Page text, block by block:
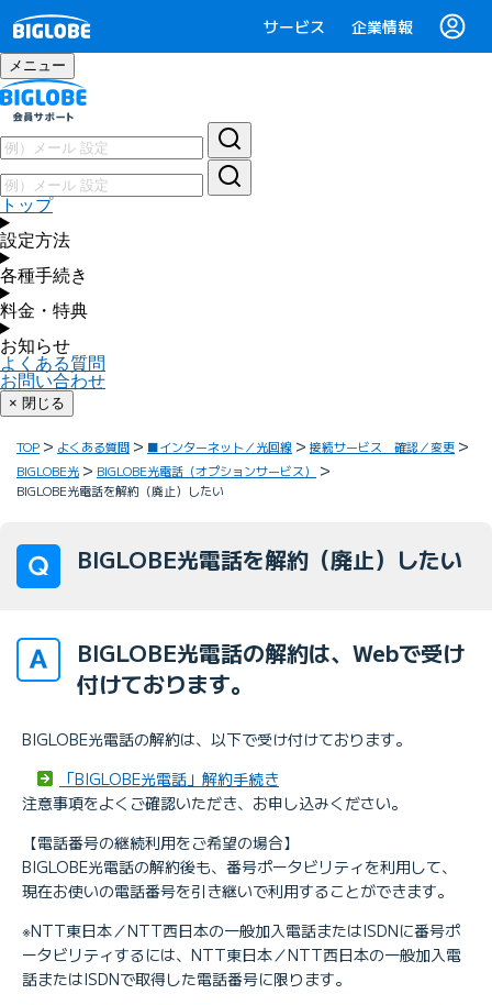
サービス 企業情報
メニュー
トップ
設定方法
各種手続き
料金・特典
お知らせ
よくある質問
お問い合わせ
× 閉じる
TOP よくある質問 ■インターネット／光回線
接続サービス 確認／変更
BIGLOBE光
BIGLOBE光電話（オプションサービス）
BIGLOBE光電話を解約（廃止）したい
BIGLOBE光電話を解約（廃止）したい
BIGLOBE光電話の解約は、Webで受け
付けております。
BIGLOBE光電話の解約は、以下で受け付けております。
「BIGLOBE光電話」解約手続き
注意事項をよくご確認いただき、お申し込みください。
【電話番号の継続利用をご希望の場合】
BIGLOBE光電話の解約後も、番号ポータビリティを利用して、
現在お使いの電話番号を引き継いで利用することができます。
※NTT東日本／NTT西日本の一般加入電話またはISDNに番号ポ
ータビリティするには、NTT東日本／NTT西日本の一般加入電
話またはISDNで取得した電話番号に限ります。